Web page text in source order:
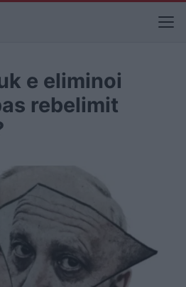
e eliminoi
rebelimit